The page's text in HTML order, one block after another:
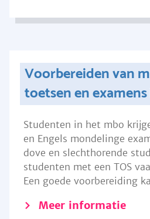
Voorbereiden van
toetsen en
Studenten in het mbo
en Engels mondelinge
dove en slechthorende
studenten met een TOS
Een goede voorbereiding
Meer informatie